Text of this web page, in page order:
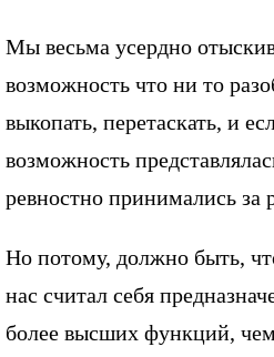
Мы весьма усердно
возможность что ни то
выкопать, перетаскать, и
возможность
ревностно принимались за
Но потому, должно быть,
нас считал себя
более высших функций,